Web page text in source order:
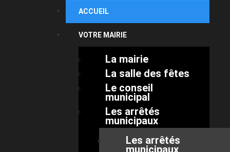
ACCUEIL
VOTRE MAIRIE
La mairie
La salle des fêtes
Le conseil
municipal
Les arrêtés
municipaux
Les arrêtés
municipaux